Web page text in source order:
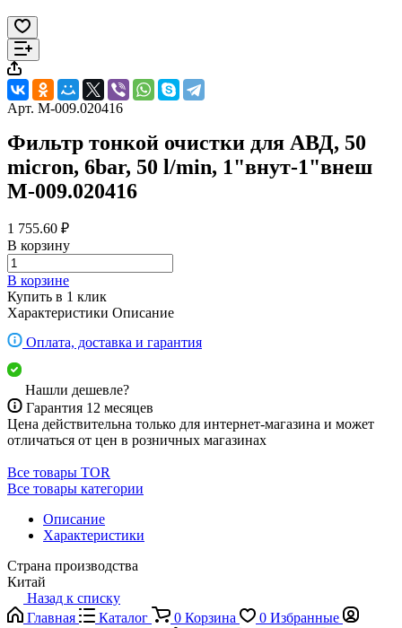
Арт. M-009.020416
Фильтр тонкой очистки для АВД, 50
micron, 6bar, 50 l/min, 1"внут-1"внеш
M-009.020416
1 755.60 ₽
В корзину
В корзине
Купить в 1 клик
Характеристики Описание
Оплата, доставка и гарантия
Нашли дешевле?
Гарантия 12 месяцев
Цена действительна только для интернет-магазина и может
отличаться от цен в розничных магазинах
Все товары TOR
Все товары категории
Описание
Характеристики
Страна производства
Китай
Назад к списку
Главная
Каталог 0 Корзина 0 Избранные